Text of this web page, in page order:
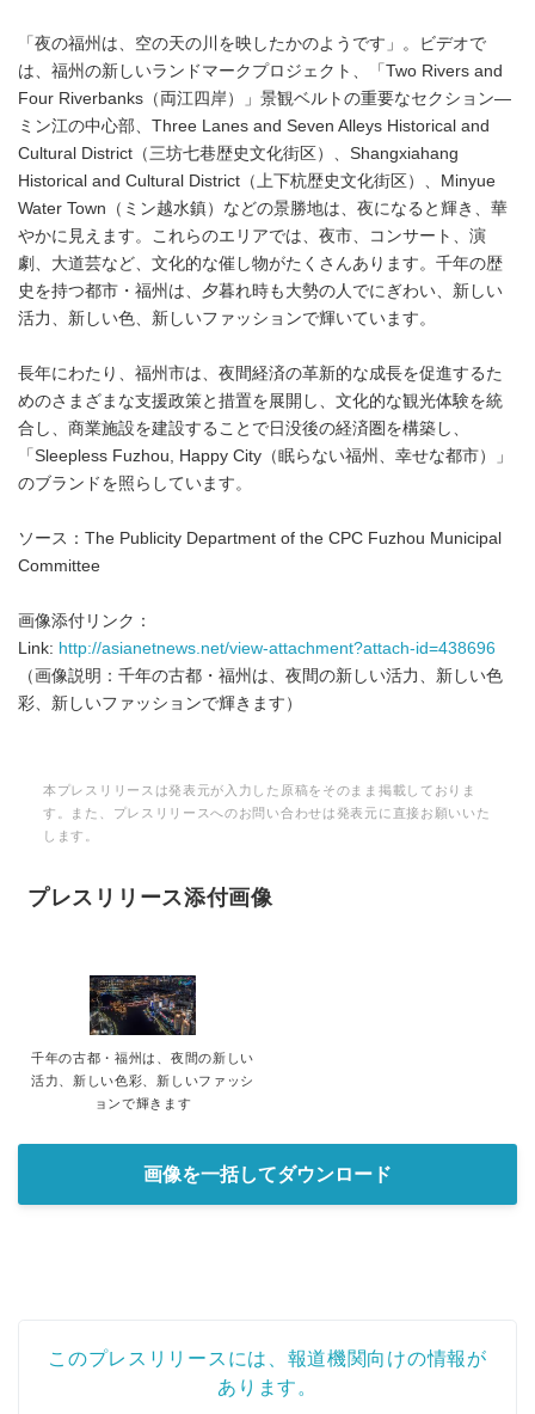
「夜の福州は、空の天の川を映したかのようです」。ビデオで
は、福州の新しいランドマークプロジェクト、「Two Rivers and
Four Riverbanks（両江四岸）」景観ベルトの重要なセクション―
ミン江の中心部、Three Lanes and Seven Alleys Historical and
Cultural District（三坊七巷歴史文化街区）、Shangxiahang
Historical and Cultural District（上下杭歴史文化街区）、Minyue
Water Town（ミン越水鎮）などの景勝地は、夜になると輝き、華
やかに見えます。これらのエリアでは、夜市、コンサート、演
劇、大道芸など、文化的な催し物がたくさんあります。千年の歴
史を持つ都市・福州は、夕暮れ時も大勢の人でにぎわい、新しい
活力、新しい色、新しいファッションで輝いています。
長年にわたり、福州市は、夜間経済の革新的な成長を促進するた
めのさまざまな支援政策と措置を展開し、文化的な観光体験を統
合し、商業施設を建設することで日没後の経済圏を構築し、
「Sleepless Fuzhou, Happy City（眠らない福州、幸せな都市）」
のブランドを照らしています。
ソース：The Publicity Department of the CPC Fuzhou Municipal
Committee
画像添付リンク：
Link: http://asianetnews.net/view-attachment?attach-id=438696
（画像説明：千年の古都・福州は、夜間の新しい活力、新しい色
彩、新しいファッションで輝きます）
本プレスリリースは発表元が入力した原稿をそのまま掲載しておりま
す。また、プレスリリースへのお問い合わせは発表元に直接お願いいた
します。
プレスリリース添付画像
千年の古都・福州は、夜間の新しい
活力、新しい色彩、新しいファッシ
ョンで輝きます
画像を一括してダウンロード
このプレスリリースには、報道機関向けの情報が
あります。